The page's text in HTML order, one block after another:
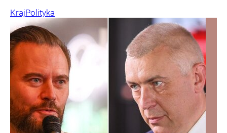
KrajPolityka